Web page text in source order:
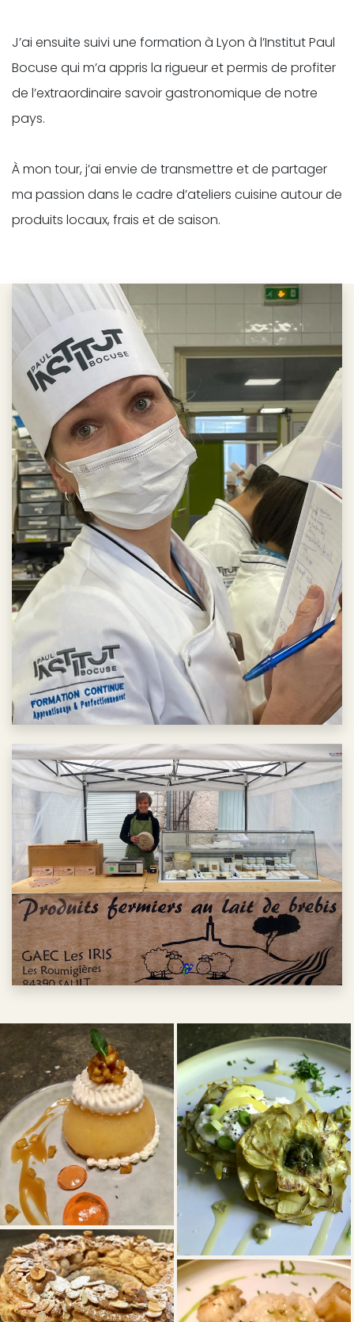
J’ai ensuite suivi une formation à Lyon à l’Institut Paul
Bocuse qui m’a appris la rigueur et permis de profiter
de l’extraordinaire savoir gastronomique de notre
pays.
À mon tour, j’ai envie de transmettre et de partager
ma passion dans le cadre d’ateliers cuisine autour de
produits locaux, frais et de saison.